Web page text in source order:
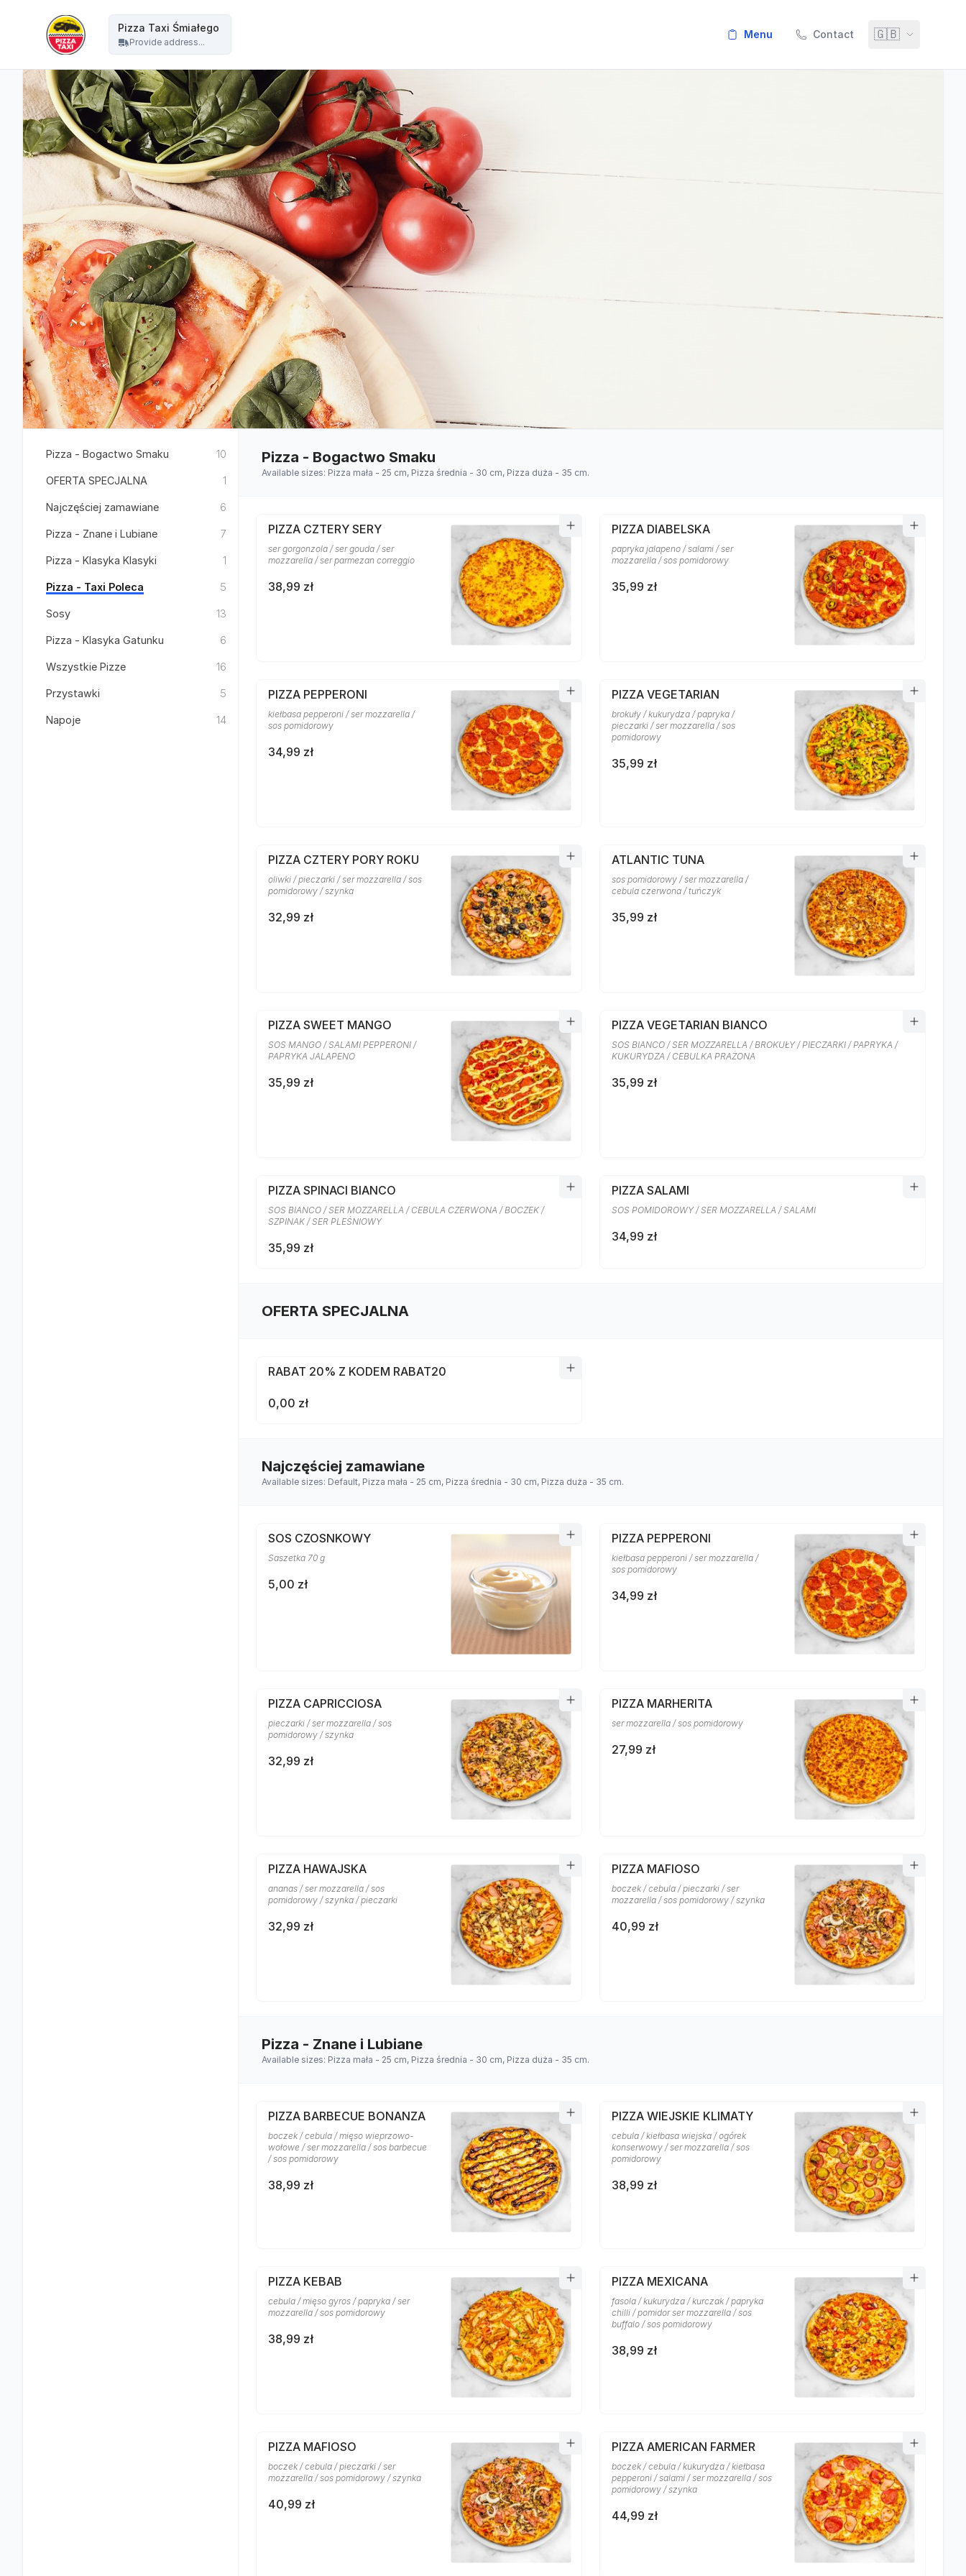
Pizza Taxi Śmiałego
Provide address...
menu Contact 🇬🇧
Pizza - Bogactwo Smaku 10
OFERTA SPECJALNA 1
Najczęściej zamawiane 6
Pizza - Znane i Lubiane 7
Pizza - Klasyka Klasyki 1
Pizza - Taxi Poleca 5
Sosy 13
Pizza - Klasyka Gatunku 6
Wszystkie Pizze 16
Przystawki 5
Napoje 14
Pizza - Bogactwo Smaku
Available sizes: Pizza mała - 25 cm, Pizza średnia - 30 cm, Pizza duża - 35 cm.
PIZZA CZTERY SERY
ser gorgonzola / ser gouda / ser
mozzarella / ser parmezan correggio
38,99 zł
PIZZA DIABELSKA
papryka jalapeno / salami / ser
mozzarella / sos pomidorowy
35,99 zł
PIZZA PEPPERONI
kiełbasa pepperoni / ser mozzarella /
sos pomidorowy
34,99 zł
PIZZA VEGETARIAN
brokuły / kukurydza / papryka /
pieczarki / ser mozzarella / sos
pomidorowy
35,99 zł
PIZZA CZTERY PORY ROKU
oliwki / pieczarki / ser mozzarella / sos
pomidorowy / szynka
32,99 zł
ATLANTIC TUNA
sos pomidorowy / ser mozzarella /
cebula czerwona / tuńczyk
35,99 zł
PIZZA SWEET MANGO
SOS MANGO / SALAMI PEPPERONI /
PAPRYKA JALAPENO
35,99 zł
PIZZA VEGETARIAN BIANCO
SOS BIANCO / SER MOZZARELLA / BROKUŁY / PIECZARKI / PAPRYKA /
KUKURYDZA / CEBULKA PRAŻONA
35,99 zł
PIZZA SPINACI BIANCO
SOS BIANCO / SER MOZZARELLA / CEBULA CZERWONA / BOCZEK /
SZPINAK / SER PLEŚNIOWY
35,99 zł
PIZZA SALAMI
SOS POMIDOROWY / SER MOZZARELLA / SALAMI
34,99 zł
OFERTA SPECJALNA
RABAT 20% Z KODEM RABAT20
0,00 zł
Najczęściej zamawiane
Available sizes: Default, Pizza mała - 25 cm, Pizza średnia - 30 cm, Pizza duża - 35 cm.
SOS CZOSNKOWY
Saszetka 70 g
5,00 zł
PIZZA PEPPERONI
kiełbasa pepperoni / ser mozzarella /
sos pomidorowy
34,99 zł
PIZZA CAPRICCIOSA
pieczarki / ser mozzarella / sos
pomidorowy / szynka
32,99 zł
PIZZA MARHERITA
ser mozzarella / sos pomidorowy
27,99 zł
PIZZA HAWAJSKA
ananas / ser mozzarella / sos
pomidorowy / szynka / pieczarki
32,99 zł
PIZZA MAFIOSO
boczek / cebula / pieczarki / ser
mozzarella / sos pomidorowy / szynka
40,99 zł
Pizza - Znane i Lubiane
Available sizes: Pizza mała - 25 cm, Pizza średnia - 30 cm, Pizza duża - 35 cm.
PIZZA BARBECUE BONANZA
boczek / cebula / mięso wieprzowo-
wołowe / ser mozzarella / sos barbecue
/ sos pomidorowy
38,99 zł
PIZZA WIEJSKIE KLIMATY
cebula / kiełbasa wiejska / ogórek
konserwowy / ser mozzarella / sos
pomidorowy
38,99 zł
PIZZA KEBAB
cebula / mięso gyros / papryka / ser
mozzarella / sos pomidorowy
38,99 zł
PIZZA MEXICANA
fasola / kukurydza / kurczak / papryka
chilli / pomidor ser mozzarella / sos
buffalo / sos pomidorowy
38,99 zł
PIZZA MAFIOSO
boczek / cebula / pieczarki / ser
mozzarella / sos pomidorowy / szynka
40,99 zł
PIZZA AMERICAN FARMER
boczek / cebula / kukurydza / kiełbasa
pepperoni / salami / ser mozzarella / sos
pomidorowy / szynka
44,99 zł